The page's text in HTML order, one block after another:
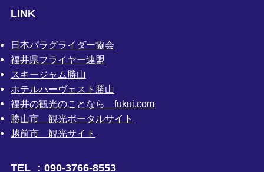
LINK
日本パラグライダー協会
福井県フライヤー連盟
スキージャム勝山
ホテルハーヴェスト勝山
福井の観光のことなら fukui.com
勝山市 観光ポータルサイト
越前市 観光サイト
TEL ：090-3766-8553